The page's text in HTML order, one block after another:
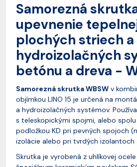
Samorezná
upevnenie
plochých striech a
hydroizolačných
betónu a dreva -
Samorezná skrutka WBSW v
objímkou LINO 15 je určená na
a hydroizolačných systémov.
s teleskopickými spojmi, alebo
podložkou KD pri pevných spojoch
izolácie alebo pri tvrdých izolantoch
Skrutka je vyrobená z uhlíkovej